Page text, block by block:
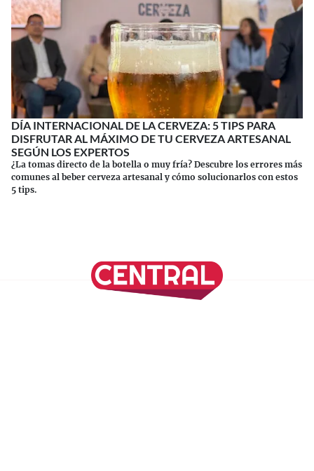
DÍA INTERNACIONAL DE LA CERVEZA: 5 TIPS PARA
DISFRUTAR AL MÁXIMO DE TU CERVEZA ARTESANAL
SEGÚN LOS EXPERTOS
¿La tomas directo de la botella o muy fría? Descubre los errores más
comunes al beber cerveza artesanal y cómo solucionarlos con estos
5 tips.